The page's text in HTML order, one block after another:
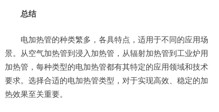
总结
电加热管的种类繁多，各具特点，适用于不同的应用场
景。从空气加热管到浸入加热管，从辐射加热管到工业炉用
加热管，每种类型的电加热管都有其特定的应用领域和技术
要求。选择合适的电加热管类型，对于实现高效、稳定的加
热效果至关重要。